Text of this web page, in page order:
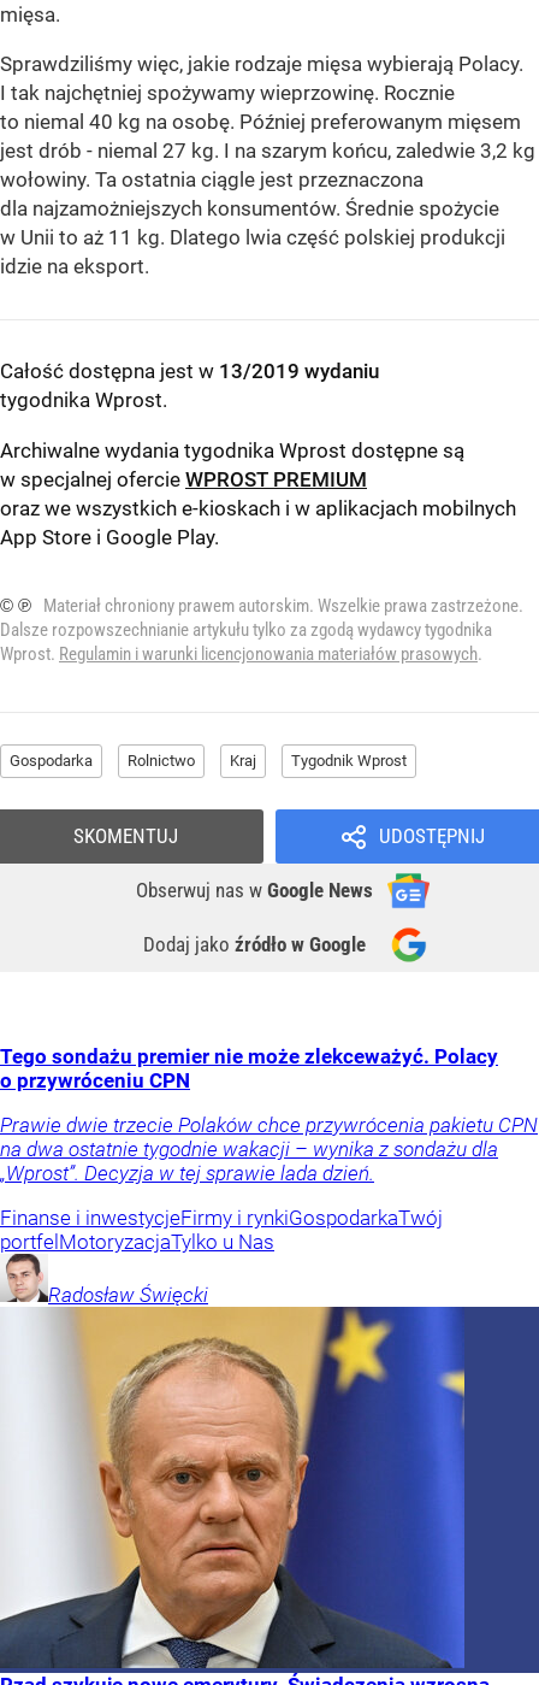
mięsa.
Sprawdziliśmy więc, jakie rodzaje mięsa wybierają Polacy.
I tak najchętniej spożywamy wieprzowinę. Rocznie
to niemal 40 kg na osobę. Później preferowanym mięsem
jest drób - niemal 27 kg. I na szarym końcu, zaledwie 3,2 kg
wołowiny. Ta ostatnia ciągle jest przeznaczona
dla najzamożniejszych konsumentów. Średnie spożycie
w Unii to aż 11 kg. Dlatego lwia część polskiej produkcji
idzie na eksport.
Całość dostępna jest w 13/2019 wydaniu
tygodnika Wprost.
Archiwalne wydania tygodnika Wprost dostępne są
w specjalnej ofercie WPROST PREMIUM
oraz we wszystkich e-kioskach i w aplikacjach mobilnych
App Store i Google Play.
© ℗
Materiał chroniony prawem autorskim. Wszelkie prawa zastrzeżone.
Dalsze rozpowszechnianie artykułu tylko za zgodą wydawcy tygodnika
Wprost. Regulamin i warunki licencjonowania materiałów prasowych.
Gospodarka Rolnictwo Kraj Tygodnik Wprost
UDOSTĘPNIJ
Obserwuj nas w Google News
Dodaj jako źródło w Google
SKOMENTUJ
Tego sondażu premier nie może zlekceważyć. Polacy
o przywróceniu CPN
Prawie dwie trzecie Polaków chce przywrócenia pakietu CPN
na dwa ostatnie tygodnie wakacji – wynika z sondażu dla
„Wprost”. Decyzja w tej sprawie lada dzień.
Finanse i inwestycjeFirmy i rynkiGospodarkaTwój
portfel MotoryzacjaTylko u Nas
Radosław Święcki